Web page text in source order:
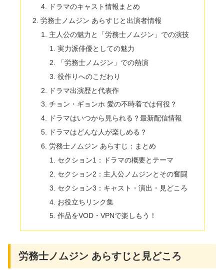
ドラマのキャスト情報まとめ
労務士ノムジン あらすじと出演者情報
主人公の魅力と「労務士ノムジン」での演技
実力派俳優としての魅力
「労務士ノムジン」での熱演
役作りへのこだわり
ドラマ出演歴と代表作
チョン・ギョンホ 愛の不時着では何役？
ドラマはいつから見られる？最新配信情報
ドラマはどんな人が楽しめる？
労務士ノムジン あらすじ：まとめ
セクション1：ドラマの概要とテーマ
セクション2：主人公ノムジンとその奮闘
セクション3：キャスト・演出・見どころ
お役立ちリンク集
作品をVOD・VPNで楽しもう！
労務士ノムジン あらすじと見どころ